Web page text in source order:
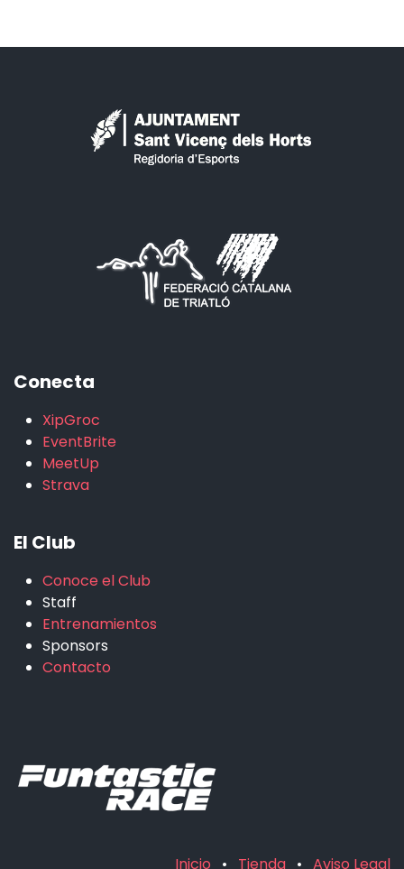
Conecta
XipGroc
EventBrite
MeetUp
Strava
El Club
Conoce el Club
Staff
Entrenamientos
Sponsors
Contacto
Inicio • Tienda • Aviso Legal